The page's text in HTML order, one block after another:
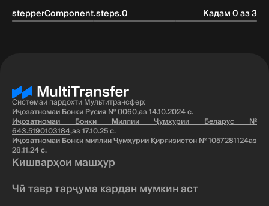
stepperComponent.steps.0 Кадам 0 аз 3
Системаи пардохти Мультитрансфер:
Иҷозатномаи Бонки Русия № 0060,аз 14.10.2024 с.
Иҷозатномаи Бонки Миллии Ҷумҳурии Беларус №
643.5190103184,аз 17.10.25 с.
Иҷозатномаи Бонки миллии Ҷумҳурии Қирғизистон № 1057281124аз
28.11.24 с.
Кишварҳои машҳур
Чӣ тавр тарҷума кардан мумкин аст